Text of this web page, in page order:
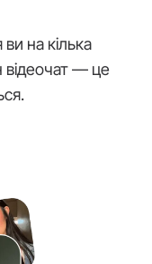
на кілька
відеочат — це